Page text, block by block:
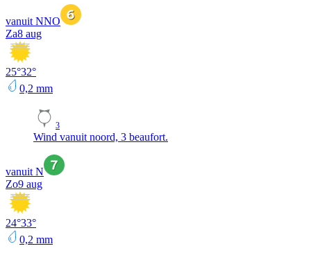
vanuit NNO
Za8 aug
25°32°
0,2 mm
3
Wind vanuit noord, 3 beaufort.
vanuit N
Zo9 aug
24°33°
0,2 mm